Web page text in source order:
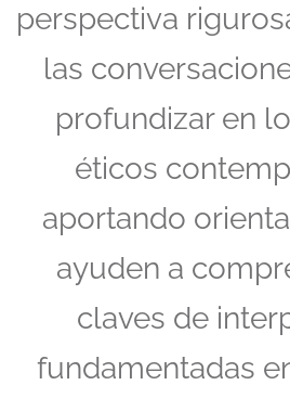
perspectiva
las
profundizar en
éticos
aportando
ayuden a
claves de
fundamentadas